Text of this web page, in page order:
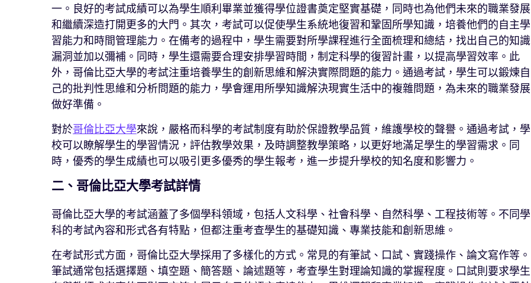
一。良好的考試成績可以為學生順利畢業並獲得學位證書奠定堅實基礎，同時也為他們未來的職業發展
和繼續深造打開更多的大門。其次，考試可以促使學生系統地復習和鞏固所學知識，培養他們的自主學
習能力和時間管理能力。在備考的過程中，學生需要對所學課程進行全面梳理和總結，找出自己的知識
漏洞並加以彌補。同時，學生還需要合理安排學習時間，制定科學的復習計畫，以提高學習效率。此
外，哥倫比亞大學的考試注重培養學生的創新思維和解決實際問題的能力。通過考試，學生可以鍛煉自
己的批判性思維和分析問題的能力，學會運用所學知識解決現實生活中的複雜問題，為未來的職業發展
做好準備。
對於哥倫比亞大學來說，嚴格而科學的考試制度有助於保證教學品質，維護學校的聲譽。通過考試，學
校可以瞭解學生的學習情況，評估教學效果，及時調整教學策略，以更好地滿足學生的學習需求。同
時，優秀的學生成績也可以吸引更多優秀的學生報考，進一步提升學校的知名度和影響力。
二、哥倫比亞大學考試詳情
哥倫比亞大學的考試涵蓋了多個學科領域，包括人文科學、社會科學、自然科學、工程技術等。不同學
科的考試內容和形式各有特點，但都注重考查學生的基礎知識、專業技能和創新思維。
在考試形式方面，哥倫比亞大學採用了多樣化的方式。常見的有筆試、口試、實踐操作、論文寫作等。
筆試通常包括選擇題、填空題、簡答題、論述題等，考查學生對理論知識的掌握程度。口試則要求學生